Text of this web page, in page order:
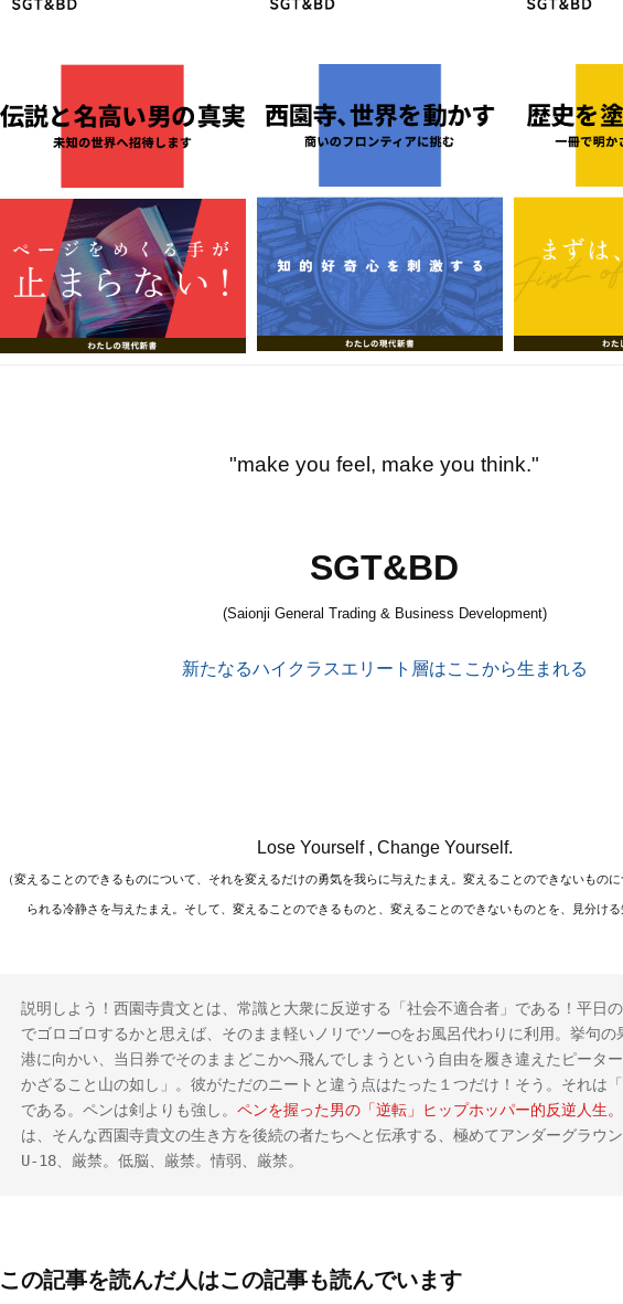
"make you feel, make you think."
SGT&BD
(Saionji General Trading & Business Development)
新たなるハイクラスエリート層はここから生まれる
Lose Yourself , Change Yourself.
（変えることのできるものについて、それを変えるだけの勇気を我らに与えたまえ。変えることのできないもの
られる冷静さを与えたまえ。そして、変えることのできるものと、変えることのできないものとを、見分ける
説明しよう！西園寺貴文とは、常識と大衆に反逆する「社会不適合者」である！平日
でゴロゴロするかと思えば、そのまま軽いノリでソー◯をお風呂代わりに利用。挙句の
港に向かい、当日券でそのままどこかへ飛んでしまうという自由を履き違えたピータ
かざること山の如し」。彼がただのニートと違う点はたった１つだけ！そう。それは「
である。ペンは剣よりも強し。 ペンを握った男の「逆転」ヒップホッパー的反逆人生。
は、そんな西園寺貴文の生き方を後続の者たちへと伝承する、極めてアンダーグラウン
U-18、厳禁。低脳、厳禁。情弱、厳禁。
この記事を読んだ人はこの記事も読んでいます